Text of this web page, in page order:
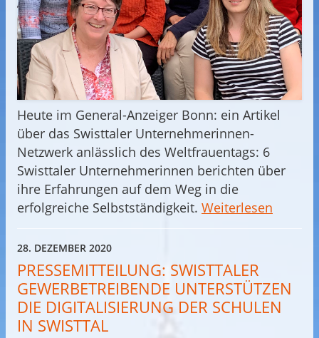
Heute im General-Anzeiger Bonn: ein Artikel
über das Swisttaler Unternehmerinnen-
Netzwerk anlässlich des Weltfrauentags: 6
Swisttaler Unternehmerinnen berichten über
ihre Erfahrungen auf dem Weg in die
erfolgreiche Selbstständigkeit. Weiterlesen
28. DEZEMBER 2020
PRESSEMITTEILUNG: SWISTTALER
GEWERBETREIBENDE UNTERSTÜTZEN
DIE DIGITALISIERUNG DER SCHULEN
IN SWISTTAL